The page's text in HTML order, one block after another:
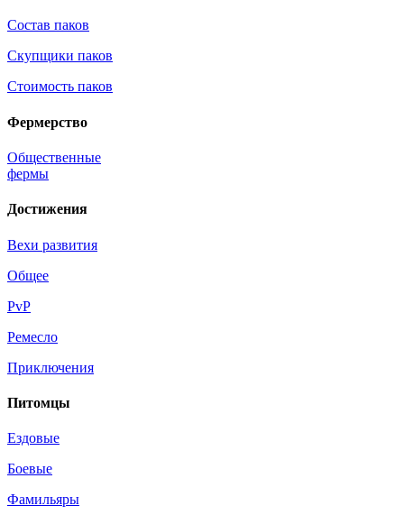
Состав паков
Скупщики паков
Стоимость паков
Фермерство
Общественные
фермы
Достижения
Вехи развития
Общее
PvP
Ремесло
Приключения
Питомцы
Ездовые
Боевые
Фамильяры